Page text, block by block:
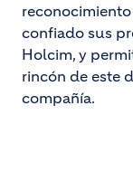
confiado sus
Holcim, y
rincón de este
compañía.